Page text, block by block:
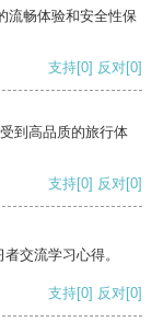
流畅体验和安全性保
支持[0] 反对[0]
到高品质的旅行体
支持[0] 反对[0]
交流学习心得。
支持[0] 反对[0]